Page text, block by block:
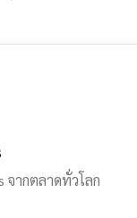
จากตลาดทั่วโลก